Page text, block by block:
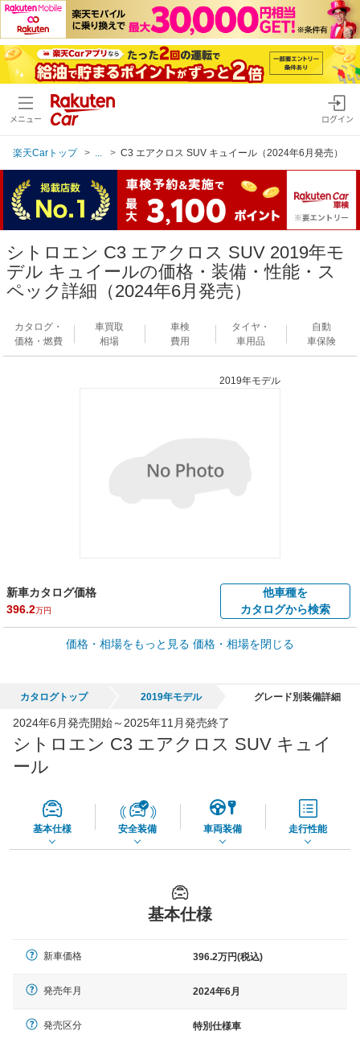
メニュー ログイン
楽天Carトップ C3 エアクロス SUV キュイール（2024年6月発売）
シトロエン C3 エアクロス SUV 2019年モ
デル キュイールの価格・装備・性能・ス
ペック詳細（2024年6月発売）
カタログ・
価格・燃費
車買取
相場
車検
費用
タイヤ・
車用品
自動
車保険
2019年モデル
新車カタログ価格
396.2万円
他車種を
カタログから検索
車買取価格 *
車買取相場
65,050円
価格・相場をもっと見る 価格・相場を閉じる
カタログトップ 2019年モデル グレード別装備詳細
2024年6月発売開始～2025年11月発売終了
シトロエン C3 エアクロス SUV キュイ
ール
基本仕様 安全装備 車両装備 走行性能
基本仕様
新車価格 396.2万円(税込)
発売年月 2024年6月
発売区分 特別仕様車